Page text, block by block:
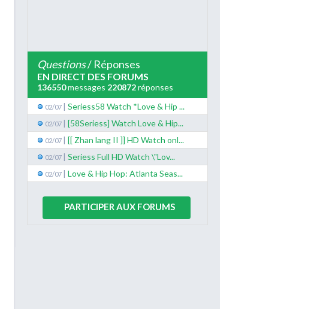
Questions/ Réponses
EN DIRECT DES FORUMS
136550messages 220872réponses
02/07 | Seriess58 Watch *Love & Hip ...
02/07 | [58Seriess] Watch Love & Hip...
02/07 | [[ Zhan lang II ]] HD Watch onl...
02/07 | Seriess Full HD Watch \"Lov...
02/07 | Love & Hip Hop: Atlanta Seas...
PARTICIPER AUX FORUMS